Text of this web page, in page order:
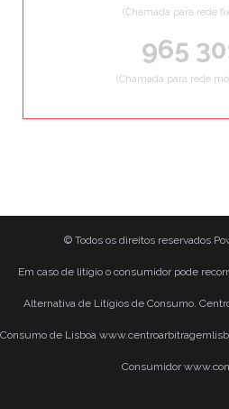
(Chamada para rede
965
(Chamada para rede
© Todos os direitos reservados
Em caso de litígio o consumidor pode
Alternativa de Litígios de Consumo.
Consumo de Lisboa
Consumidor